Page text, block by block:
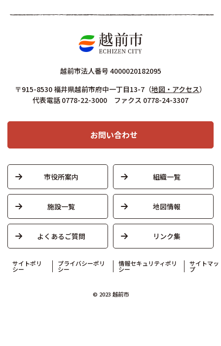
越前市法人番号 4000020182095
〒915-8530 福井県越前市府中一丁目13-7 （地図・アクセス）
代表電話 0778-22-3000 ファクス 0778-24-3307
お問い合わせ
市役所案内 組織一覧
施設一覧 地図情報
よくあるご質問 リンク集
サイトポリ
シー
プライバシーポリ
シー
情報セキュリティポリ
シー
サイトマッ
プ
© 2023 越前市